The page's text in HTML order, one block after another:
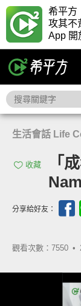
希平方
攻其不
App 開
生活會話 Life
收藏
「
分享給好友：
觀看次數：7550 •